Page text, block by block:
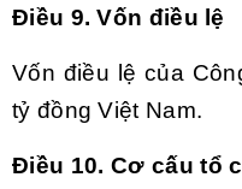
Điều 9. Vốn điều lệ
Vốn điều lệ của
tỷ đồng Việt Nam.
Điều 10. Cơ cấu tổ